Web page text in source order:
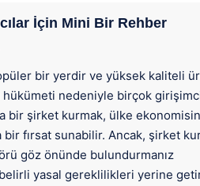
İçin Mini Bir Rehber
bir yerdir ve yüksek kaliteli
nedeniyle birçok
bir şirket kurmak, ülke
fırsat sunabilir. Ancak, şirket
göz önünde bulundurmanız
yasal gereklilikleri yerine